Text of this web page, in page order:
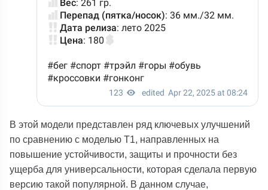
В этой модели представлен ряд ключевых улучшений
по сравнению с моделью T1, направленных на
повышение устойчивости, защиты и прочности без
ущерба для универсальности, которая сделала первую
версию такой популярной. В данном случае,